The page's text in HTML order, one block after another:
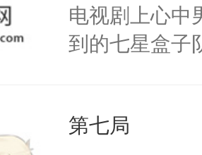
电视剧上心中
到的七星盒子
重生，莫星星
第七局